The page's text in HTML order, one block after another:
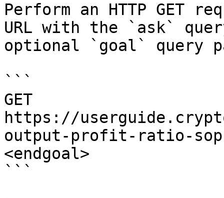
Perform an HTTP GET
URL with the `ask`
optional `goal` query
```
GET
https://
output-profit-ratio-
<endgoal>
```